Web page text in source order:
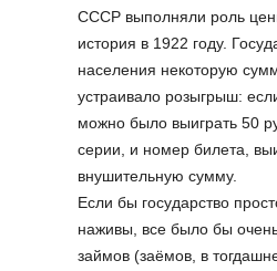
СССР выполняли роль
история в 1922 году.
населения некоторую
устраивало розыгрыш:
можно было выиграть 50
серии, и номер билета,
внушительную сумму.
Если бы государство
наживы, все было бы
займов (заёмов, в